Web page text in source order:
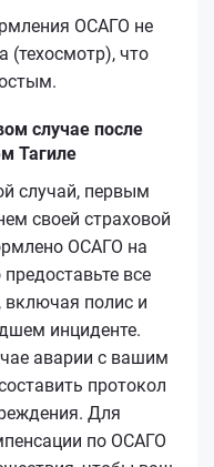
ОСАГО не
(техосмотр), что
случае после
Тагиле
случай, первым
своей страховой
ОСАГО на
все
полис и
инциденте.
аварии с вашим
протокол
Для
по ОСАГО